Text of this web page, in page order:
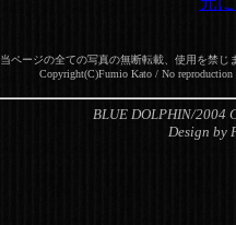
当ページの全ての写真の無断転載、使用を禁じ
Copyright(C)Fumio Kato / No
BLUE DOLPHIN/2004
Design by